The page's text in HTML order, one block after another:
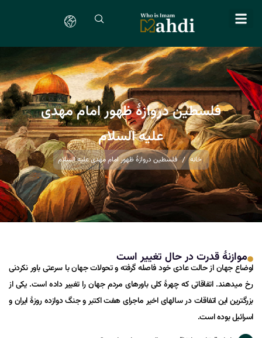
فلسطین دروازۀ ظهور امام مهدی
علیه السلام
خانه فلسطین دروازۀ ظهور امام مهدی علیه السلام
موازنهٔ قدرت در حال تغییر است
اوضاع جهان از حالت عادی خود فاصله گرفته و تحولات جهان با سرعتی باور نکردنی
رخ میدهند. اتفاقاتی که چهرۀ کلی باورهای مردم جهان را تغییر داده است. یکی از
بزرگترین این اتفاقات در سالهای اخیر ماجرای هفت اکتبر و جنگ دوازده روزۀ ایران و
اسرائیل بوده است.